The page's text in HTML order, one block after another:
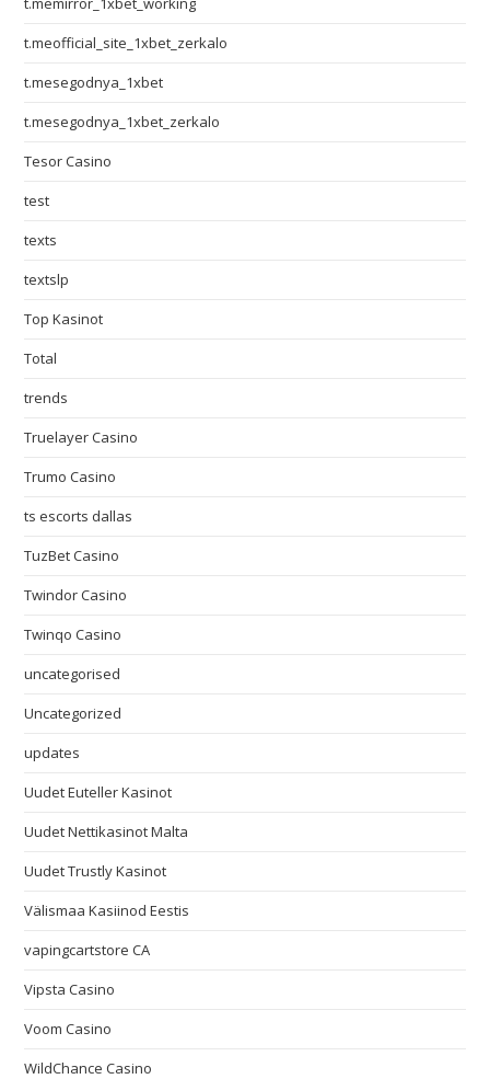
t.meofficial_site_1xbet_zerkalo
t.mesegodnya_1xbet
t.mesegodnya_1xbet_zerkalo
Tesor Casino
test
texts
textslp
Top Kasinot
Total
trends
Truelayer Casino
Trumo Casino
ts escorts dallas
TuzBet Casino
Twindor Casino
Twinqo Casino
uncategorised
Uncategorized
updates
Uudet Euteller Kasinot
Uudet Nettikasinot Malta
Uudet Trustly Kasinot
Välismaa Kasiinod Eestis
vapingcartstore CA
Vipsta Casino
Voom Casino
WildChance Casino